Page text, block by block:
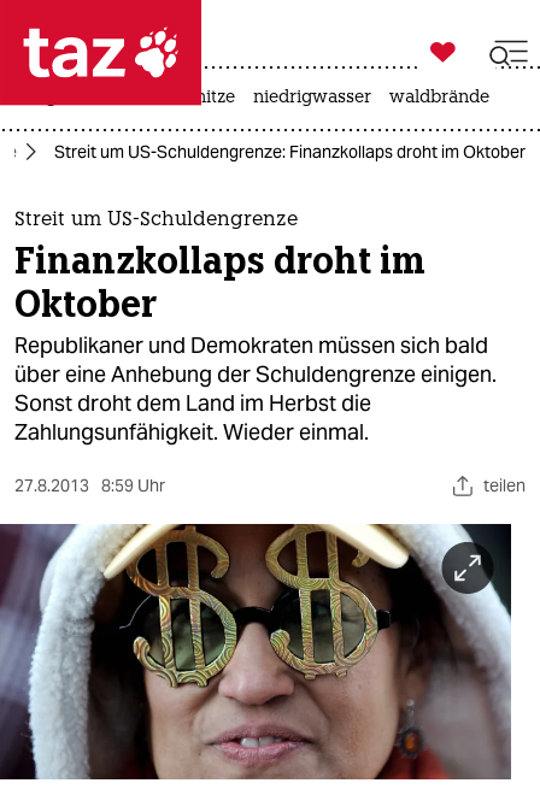
 taz zahl ich
taz zahl ich
themen
politik
öko
gesellschaft
kultur
sport
berlin
nord
wahrheit
verlag
verlag

taz zahl ich
hitze niedrigwasser waldbrände
Streit um US-Schuldengrenze: Finanzkollaps droht im Oktober
Streit um US-Schuldengrenze
Finanzkollaps droht im
Oktober
Republikaner und Demokraten müssen sich bald
über eine Anhebung der Schuldengrenze einigen.
Sonst droht dem Land im Herbst die
Zahlungsunfähigkeit. Wieder einmal.
27.8.2013 8:59 Uhr teilen